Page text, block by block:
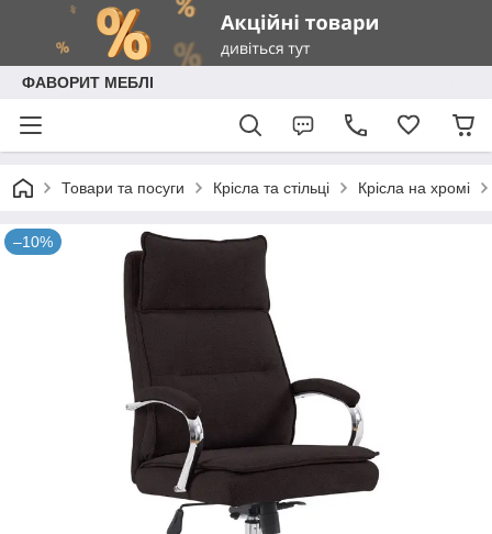
ФАВОРИТ МЕБЛІ
Товари та посуги Крісла та стільці Крісла на хромі
–10%